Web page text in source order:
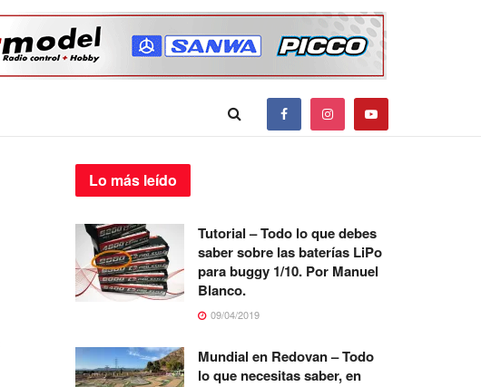
Lo más leído
Tutorial – Todo lo que debes
saber sobre las baterías LiPo
para buggy 1/10. Por Manuel
Blanco.
09/04/2019
Mundial en Redovan – Todo
lo que necesitas saber, en